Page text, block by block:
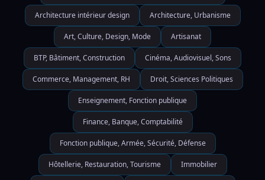
Architecture intérieur design Architecture, Urbanisme
Art, Culture, Design, Mode Artisanat
BTP, Bâtiment, Construction Cinéma, Audiovisuel, Sons
Commerce, Management, RH Droit, Sciences Politiques
Enseignement, Fonction publique
Finance, Banque, Comptabilité
Fonction publique, Armée, Sécurité, Défense
Hôtellerie, Restauration, Tourisme Immobilier